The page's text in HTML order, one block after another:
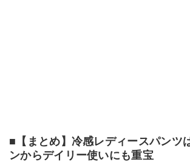
■【まとめ】冷感レディースパンツ
ンからデイリー使いにも重宝